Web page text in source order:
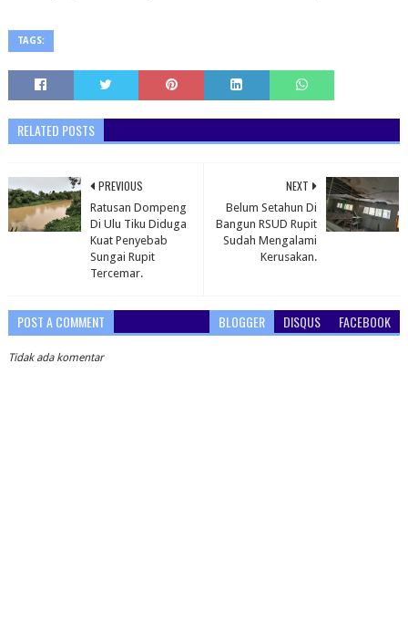
TAGS:
RELATED POSTS
NEXT
Belum Setahun Di
Bangun RSUD Rupit
Sudah Mengalami
Kerusakan.
PREVIOUS
Ratusan Dompeng
Di Ulu Tiku Diduga
Kuat Penyebab
Sungai Rupit
Tercemar.
POST A COMMENT BLOGGER DISQUS FACEBOOK
Tidak ada komentar